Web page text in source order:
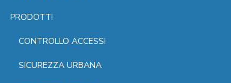
PRODOTTI
CONTROLLO ACCESSI
SICUREZZA URBANA